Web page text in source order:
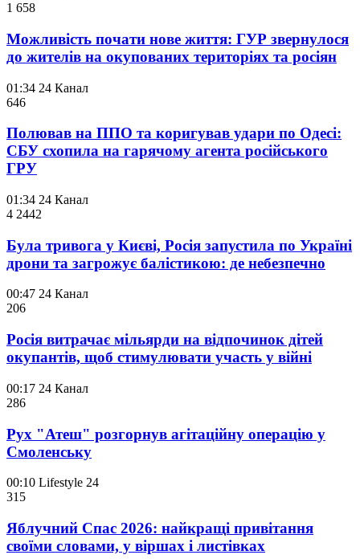
1 658
Можливість почати нове життя: ГУР звернулося
до жителів на окупованих територіях та росіян
01:34 24 Канал
646
Полював на ППО та коригував удари по Одесі:
СБУ схопила на гарячому агента російського
ГРУ
01:34 24 Канал
4 2442
Була тривога у Києві, Росія запустила по Україні
дрони та загрожує балістикою: де небезпечно
00:47 24 Канал
206
Росія витрачає мільярди на відпочинок дітей
окупантів, щоб стимулювати участь у війні
00:17 24 Канал
286
Рух "Атеш" розгорнув агітаційну операцію у
Смоленську
00:10 Lifestyle 24
315
Яблучний Спас 2026: найкращі привітання
своїми словами, у віршах і листівках